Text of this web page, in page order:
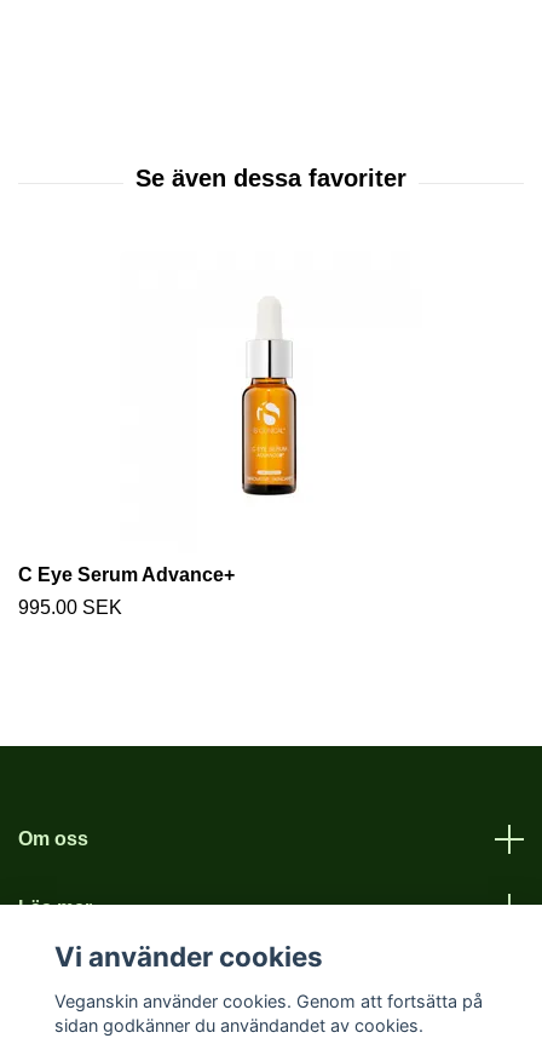
C Eye Serum Advance+
995.00 SEK
Om oss
Läs mer
Vi använder cookies
Veganskin använder cookies. Genom att fortsätta på
sidan godkänner du användandet av cookies.